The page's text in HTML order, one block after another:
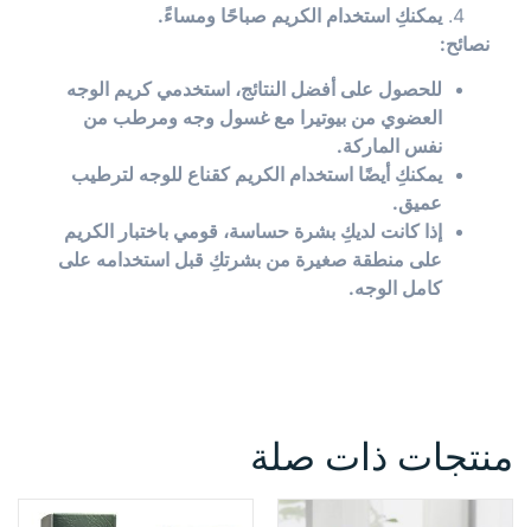
يمكنكِ استخدام الكريم صباحًا ومساءً.
نصائح:
للحصول على أفضل النتائج، استخدمي كريم الوجه
العضوي من بيوتيرا مع غسول وجه ومرطب من
نفس الماركة.
يمكنكِ أيضًا استخدام الكريم كقناع للوجه لترطيب
عميق.
إذا كانت لديكِ بشرة حساسة، قومي باختبار الكريم
على منطقة صغيرة من بشرتكِ قبل استخدامه على
كامل الوجه.
منتجات ذات صلة